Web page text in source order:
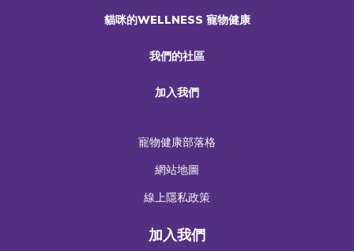
貓咪的WELLNESS 寵物健康
我們的社區
加入我們
寵物健康部落格
網站地圖
線上隱私政策
加入我們